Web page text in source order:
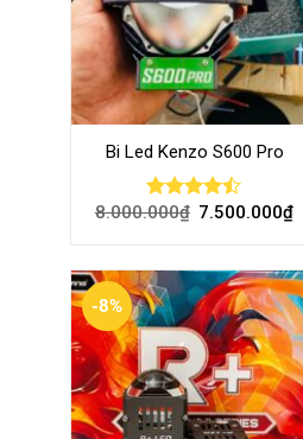
Bi Led Kenzo S600 Pro
Rated
8.000.000₫ 7.500.000₫
-8%